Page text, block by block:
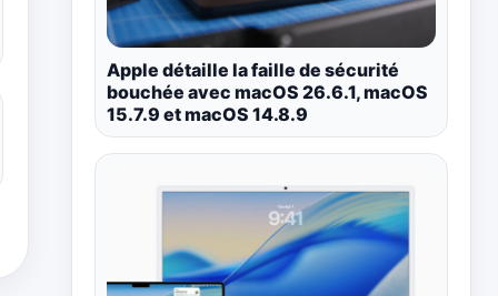
Apple détaille la faille de sécurité
bouchée avec macOS 26.6.1, macOS
15.7.9 et macOS 14.8.9